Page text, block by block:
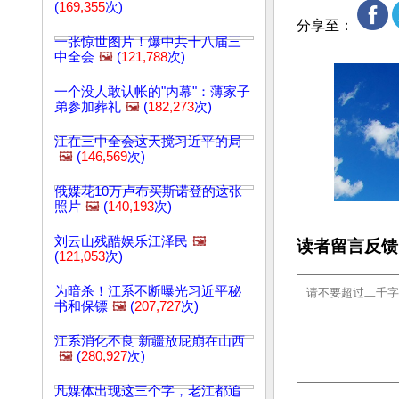
(169,355次)
一张惊世图片！爆中共十八届三
中全会 🖼️ (121,788次)
一个没人敢认帐的"内幕"：薄家子
弟参加葬礼 🖼️ (182,273次)
江在三中全会这天搅习近平的局
🖼️ (146,569次)
俄媒花10万卢布买斯诺登的这张
照片 🖼️ (140,193次)
刘云山残酷娱乐江泽民 🖼️
(121,053次)
为暗杀！江系不断曝光习近平秘
书和保镖 🖼️ (207,727次)
江系消化不良 新疆放屁崩在山西
🖼️ (280,927次)
凡媒体出现这三个字，老江都追
分享至：
读者留言反